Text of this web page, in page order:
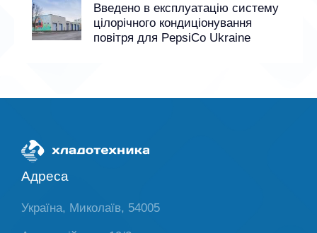
Введено в експлуатацію систему
цілорічного кондиціонування
повітря для PepsiCo Ukraine
Адреса
Україна, Миколаїв, 54005